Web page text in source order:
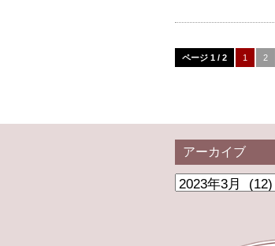
ページ 1 / 2 1 2
アーカイブ